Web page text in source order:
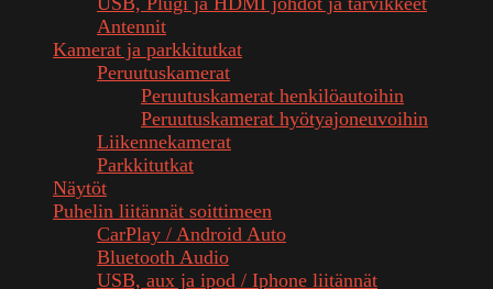
Antennit
Kamerat ja parkkitutkat
Peruutuskamerat
Peruutuskamerat henkilöautoihin
Peruutuskamerat hyötyajoneuvoihin
Liikennekamerat
Parkkitutkat
Näytöt
Puhelin liitännät soittimeen
CarPlay / Android Auto
Bluetooth Audio
USB, aux ja ipod / Iphone liitännät